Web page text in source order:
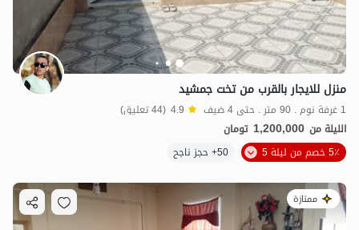
منزل للایجار بالقرب من تخت جمشید
1 غرفة نوم . 90 متر . حتى 4 ضيف 4.9 (44 تعليق)
الليلة من 1,200,000 تومان
5٪ خصم من ليلة 5
50+ حجز ناجح
ممتازة